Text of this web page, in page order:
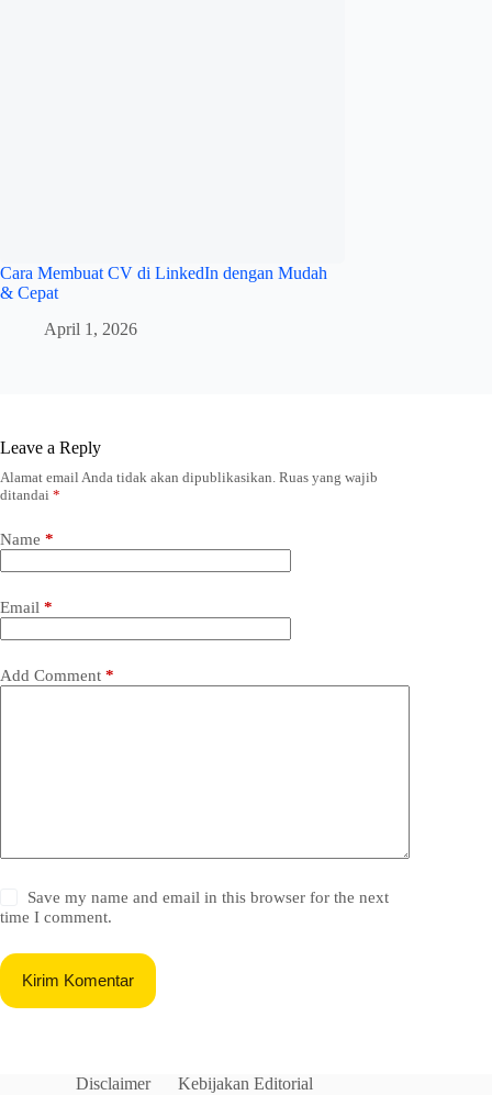
Cara Membuat CV di LinkedIn dengan Mudah
& Cepat
April 1, 2026
Leave a Reply
Alamat email Anda tidak akan dipublikasikan. Ruas yang wajib
ditandai *
Name *
Email *
Add Comment *
Save my name and email in this browser for the next
time I comment.
Kirim Komentar
Disclaimer
Kebijakan Editorial